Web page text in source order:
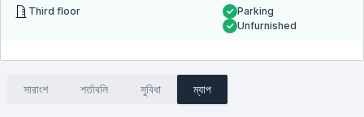
Third floor
Parking
Unfurnished
সারাংশ শর্তাবলি সুবিধা ম্যাপ